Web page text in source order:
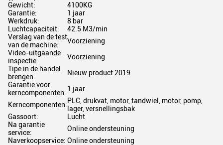
Gewicht:
4100KG
Garantie:
1 jaar
Werkdruk:
8 bar
Luchtcapaciteit:
42.5 M3/min
Verslag van de test
van de machine:
Voorziening
Video-uitgaande
inspectie:
Voorziening
Tipe in de handel
brengen:
Nieuw product 2019
Garantie voor
kerncomponenten: 1 jaar
Kerncomponenten:PLC, drukvat, motor, tandwiel, motor, pomp,
lager, versnellingsbak
Gassoort:
Lucht
Na garantie
service:
Online ondersteuning
Naverkoopservice: Online ondersteuning